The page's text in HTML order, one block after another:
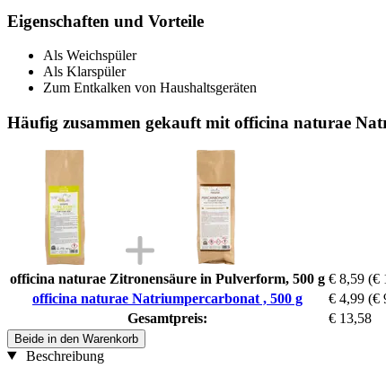
Eigenschaften und Vorteile
Als Weichspüler
Als Klarspüler
Zum Entkalken von Haushaltsgeräten
Häufig zusammen gekauft mit officina naturae
officina naturae Zitronensäure in Pulverform, 500 g € 8,59 (€
officina naturae Natriumpercarbonat , 500 g
€ 4,99 (€
Gesamtpreis:
€ 13,58
Beide in den Warenkorb
Beschreibung